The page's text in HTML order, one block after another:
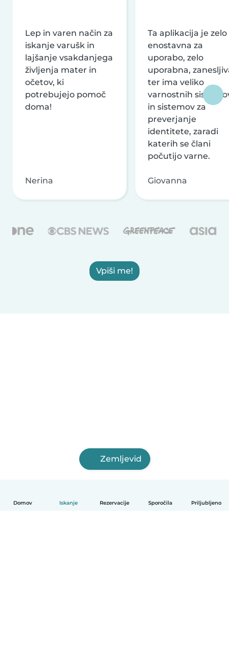
Domov Iskanje Rezervacije Sporočila Priljubljeno
Lep in varen način za
iskanje varušk in
lajšanje vsakdanjega
življenja mater in
očetov, ki
potrebujejo pomoč
doma!
Nerina
Ta aplikacija je zelo
enostavna za
uporabo, zelo
uporabna,
ter ima veliko
varnostnih
in sistemov za
preverjanje
identitete, zaradi
katerih se člani
počutijo varne.
Giovanna
Vpiši me!
Zemljevid